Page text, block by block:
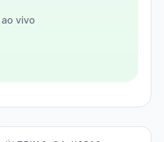
vivo